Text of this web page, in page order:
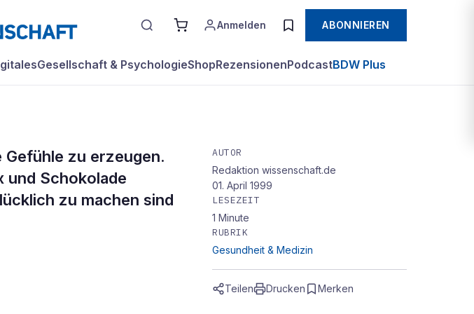
Anmelden ABONNIEREN
Gesellschaft & PsychologieShopRezensionenPodcastBDW Plus
Glück
Gefühle zu erzeugen.
und Schokolade
zu machen sind
AUTOR
Redaktion wissenschaft.de
01. April 1999
LESEZEIT
1 Minute
RUBRIK
Gesundheit & Medizin
Teilen Drucken Merken